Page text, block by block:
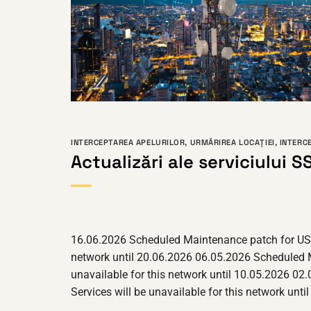
INTERCEPTAREA APELURILOR, URMĂRIREA LOCAȚIEI,
Actualizări ale serviciului
16.06.2026 Scheduled Maintenance patch for
network until 20.06.2026 06.05.2026
unavailable for this network until 10.05.2026
Services will be unavailable for this network